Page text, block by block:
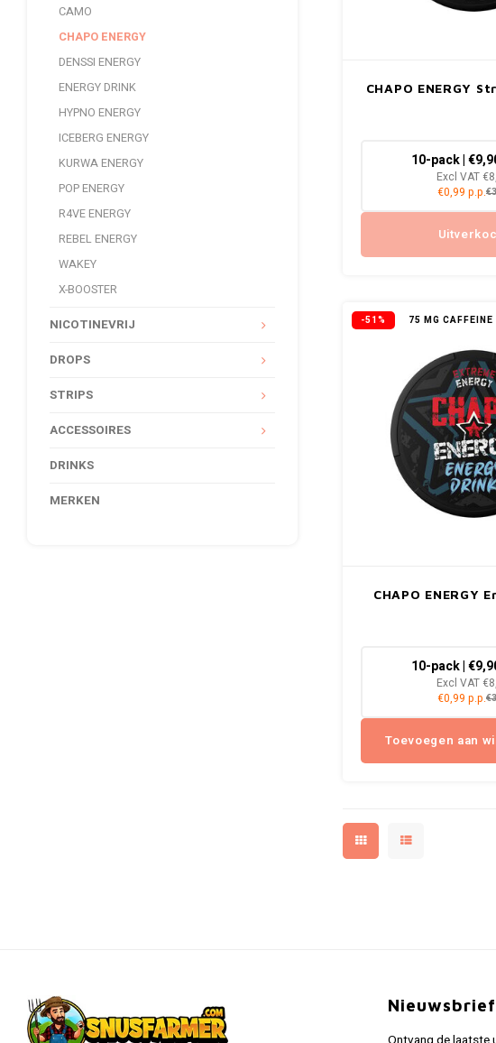
CAMO
CHAPO ENERGY
DENSSI ENERGY
ENERGY DRINK
HYPNO ENERGY
ICEBERG ENERGY
KURWA ENERGY
POP ENERGY
R4VE ENERGY
REBEL ENERGY
WAKEY
X-BOOSTER
NICOTINEVRIJ
DROPS
STRIPS
ACCESSOIRES
DRINKS
MERKEN
CHAPO ENERGY
10-pack |
Excl VAT
€0,99 p.p.
-51% 75 MG CAFFEINE
CHAPO ENERGY
10-pack |
Excl VAT
€0,99 p.p.
Toevoegen aan
Nieuwsbrief